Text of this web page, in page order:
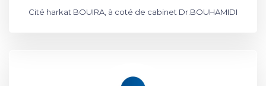
Cité harkat BOUIRA, à coté de cabinet Dr.BOUHAMIDI